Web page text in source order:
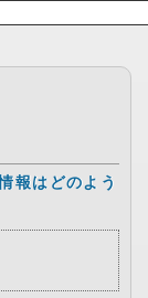
報はどのよう